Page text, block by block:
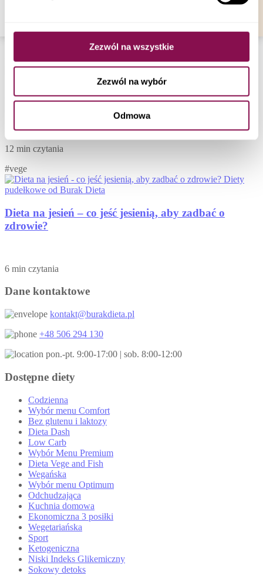
Zezwól na wszystkie
Zezwól na wybór
Odmowa
#vege
Błonnik pokarmowy – ile go jeść, gdzie występuje i
dlaczego jest ważny w diecie?
12 min czytania
#vege
Dieta na jesień – co jeść jesienią, aby zadbać o
zdrowie?
6 min czytania
Dane kontaktowe
kontakt@burakdieta.pl
+48 506 294 130
pon.-pt. 9:00-17:00 | sob. 8:00-12:00
Dostępne diety
Codzienna
Wybór menu Comfort
Bez glutenu i laktozy
Dieta Dash
Low Carb
Wybór Menu Premium
Dieta Vege and Fish
Wegańska
Wybór menu Optimum
Odchudzająca
Kuchnia domowa
Ekonomiczna 3 posiłki
Wegetariańska
Sport
Ketogeniczna
Niski Indeks Glikemiczny
Sokowy detoks